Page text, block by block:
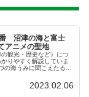
沼津の海と富士
ニメの聖地
観光・歴史など）につ
りやすく解説していま
の海うみに聞こえたる里
2023.02.06